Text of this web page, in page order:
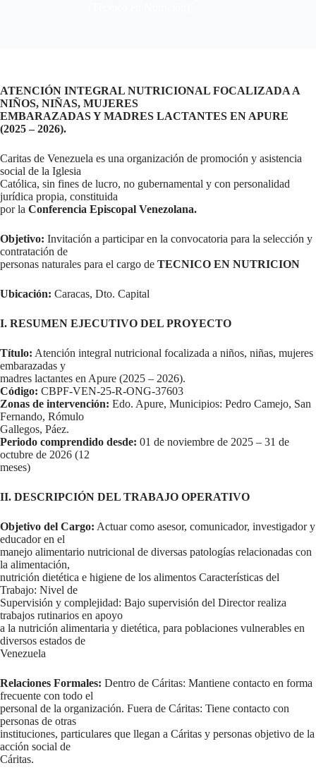
ATENCIÓN INTEGRAL NUTRICIONAL FOCALIZADA A
NIÑOS, NIÑAS, MUJERES
EMBARAZADAS Y MADRES LACTANTES EN APURE
(2025 – 2026).
Caritas de Venezuela es una organización de promoción y asistencia
social de la Iglesia
Católica, sin fines de lucro, no gubernamental y con personalidad
jurídica propia, constituida
por la Conferencia Episcopal Venezolana.
Objetivo: Invitación a participar en la convocatoria para la selección y
contratación de
personas naturales para el cargo de TECNICO EN NUTRICION
Ubicación: Caracas, Dto. Capital
I. RESUMEN EJECUTIVO DEL PROYECTO
Título: Atención integral nutricional focalizada a niños, niñas, mujeres
embarazadas y
madres lactantes en Apure (2025 – 2026).
Código: CBPF-VEN-25-R-ONG-37603
Zonas de intervención: Edo. Apure, Municipios: Pedro Camejo, San
Fernando, Rómulo
Gallegos, Páez.
Periodo comprendido desde: 01 de noviembre de 2025 – 31 de
octubre de 2026 (12
meses)
II. DESCRIPCIÓN DEL TRABAJO OPERATIVO
Objetivo del Cargo: Actuar como asesor, comunicador, investigador y
educador en el
manejo alimentario nutricional de diversas patologías relacionadas con
la alimentación,
nutrición dietética e higiene de los alimentos Características del
Trabajo: Nivel de
Supervisión y complejidad: Bajo supervisión del Director realiza
trabajos rutinarios en apoyo
a la nutrición alimentaria y dietética, para poblaciones vulnerables en
diversos estados de
Venezuela
Relaciones Formales: Dentro de Cáritas: Mantiene contacto en forma
frecuente con todo el
personal de la organización. Fuera de Cáritas: Tiene contacto con
personas de otras
instituciones, particulares que llegan a Cáritas y personas objetivo de la
acción social de
Cáritas.